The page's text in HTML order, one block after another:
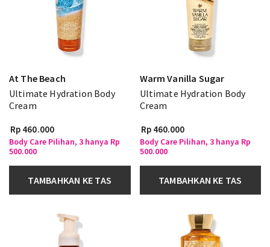
At The Beach
Ultimate Hydration Body
Cream
Rp 460.000
Body Care Pilihan, 3 hanya Rp
500.000
TAMBAHKAN KE TAS
Warm Vanilla Sugar
Ultimate Hydration Body
Cream
Rp 460.000
Body Care Pilihan, 3 hanya Rp
500.000
TAMBAHKAN KE TAS